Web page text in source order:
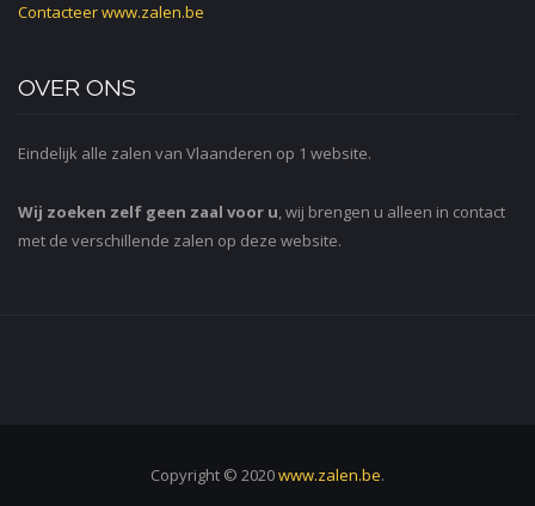
Contacteerwww.zalen.be
OVER ONS
Eindelijk alle zalen van Vlaanderen op 1 website.
Wij zoeken zelf geen zaal voor u, wij brengen u alleen in contact
met de verschillende zalen op deze website.
Copyright © 2020www.zalen.be.